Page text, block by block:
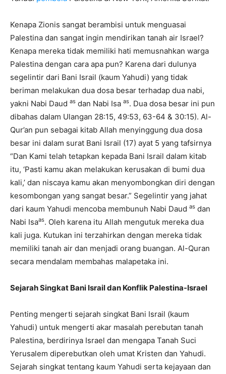
Kenapa Zionis sangat berambisi untuk menguasai
Palestina dan sangat ingin mendirikan tanah air Israel?
Kenapa mereka tidak memiliki hati memusnahkan warga
Palestina dengan cara apa pun? Karena dari dulunya
segelintir dari Bani Israil (kaum Yahudi) yang tidak
beriman melakukan dua dosa besar terhadap dua nabi,
yakni Nabi Daud as dan Nabi Isa as. Dua dosa besar ini pun
dibahas dalam Ulangan 28:15, 49:53, 63-64 & 30:15). Al-
Qur’an pun sebagai kitab Allah menyinggung dua dosa
besar ini dalam surat Bani Israil (17) ayat 5 yang tafsirnya
“Dan Kami telah tetapkan kepada Bani Israil dalam kitab
itu, ‘Pasti kamu akan melakukan kerusakan di bumi dua
kali,’ dan niscaya kamu akan menyombongkan diri dengan
kesombongan yang sangat besar.” Segelintir yang jahat
dari kaum Yahudi mencoba membunuh Nabi Daud as dan
Nabi Isaas. Oleh karena itu Allah mengutuk mereka dua
kali juga. Kutukan ini terzahirkan dengan mereka tidak
memiliki tanah air dan menjadi orang buangan. Al-Quran
secara mendalam membahas malapetaka ini.
Sejarah Singkat Bani Israil dan Konflik Palestina-Israel
Penting mengerti sejarah singkat Bani Israil (kaum
Yahudi) untuk mengerti akar masalah perebutan tanah
Palestina, berdirinya Israel dan mengapa Tanah Suci
Yerusalem diperebutkan oleh umat Kristen dan Yahudi.
Sejarah singkat tentang kaum Yahudi serta kejayaan dan